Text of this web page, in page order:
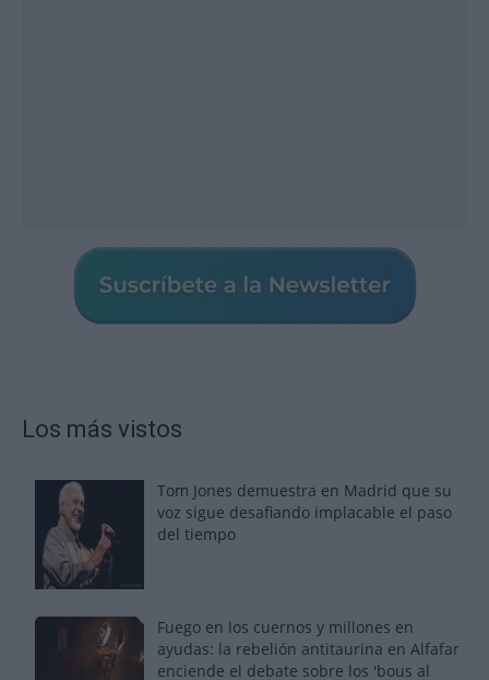
Los más vistos
Tom Jones demuestra en Madrid que su
voz sigue desafiando implacable el paso
del tiempo
Fuego en los cuernos y millones en
ayudas: la rebelión antitaurina en Alfafar
enciende el debate sobre los 'bous al